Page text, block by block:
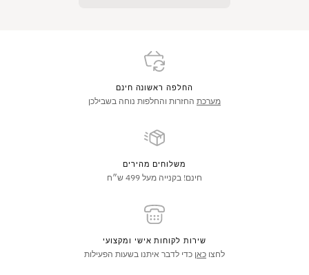
החלפה ראשונה חינם
מערכת החזרות והחלפות נוחה בשבילכן
משלוחים מהירים
חינם! בקנייה מעל 499 ש״ח
שירות לקוחות אישי ומקצועי
לחצו כאן כדי לדבר איתנו בשעות הפעילות